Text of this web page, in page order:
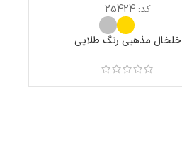
کد: 25424
خلخال مذهبی رنگ طلایی